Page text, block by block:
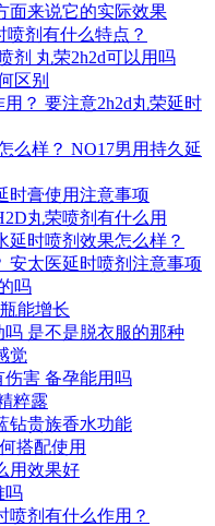
面来说它的实际效果
喷剂有什么特点？
剂 丸荣2h2d可以用吗
区别
？ 要注意2h2d丸荣延时
么样？ NO17男用持久延
时膏使用注意事项
丸荣喷剂有什么用
延时喷剂效果怎么样？
安太医延时喷剂注意事项
吗
能增长
是不是脱衣服的那种
觉
害 备孕能用吗
粹露
钻贵族香水功能
搭配使用
用效果好
吗
喷剂有什么作用？